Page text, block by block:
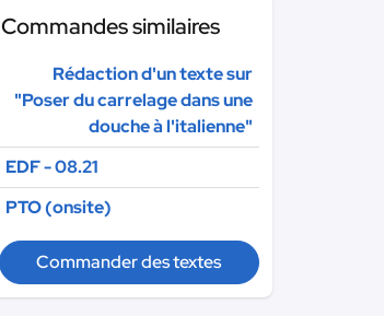
Commandes similaires
Rédaction d'un texte sur
"Poser du carrelage dans une
douche à l'italienne"
EDF - 08.21
PTO (onsite)
Commander des textes